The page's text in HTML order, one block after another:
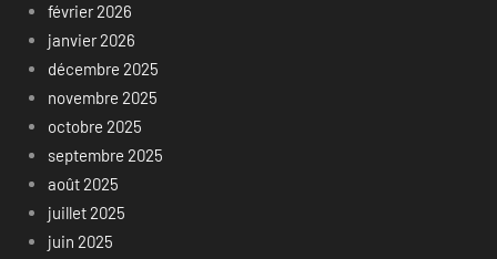
février 2026
janvier 2026
décembre 2025
novembre 2025
octobre 2025
septembre 2025
août 2025
juillet 2025
juin 2025